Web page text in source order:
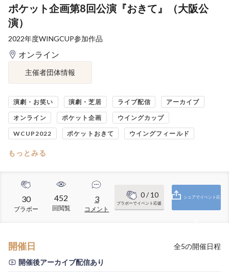
ポケット企画第8回公演『おきて』（大阪公
演）
2022年度WINGCUP参加作品
オンライン
主催者団体情報
演劇・お笑い 演劇・芝居 ライブ配信 アーカイブ
オンライン ポケット企画 ウイングカップ
WCUP2022 ポケットおきて ウイングフィールド
もっとみる
30
ブラボー
452
回閲覧
3
コメント
0/ 10
ブラボーでイベント応援
シェアでイベント応
開催日 全5の開催日程
開催後アーカイブ配信あり